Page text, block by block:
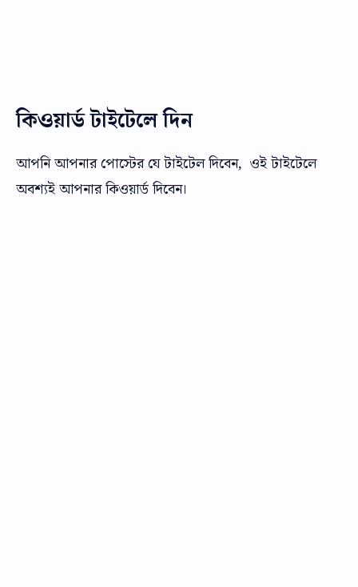
কিওয়ার্ড টাইটেলে দিন
আপনি আপনার পোস্টের যে টাইটেল দিবেন, ওই টাইটেলে
অবশ্যই আপনার কিওয়ার্ড দিবেন।